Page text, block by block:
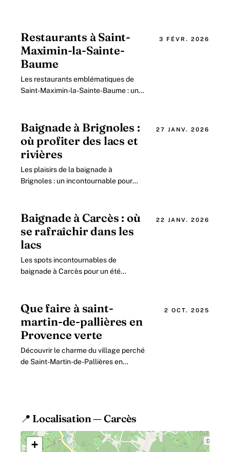
Restaurants à Saint-
Maximin-la-Sainte-
Baume
Les restaurants emblématiques de
Saint-Maximin-la-Sainte-Baume : une
contente pas.
3 FÉVR. 2026
Baignade à Brignoles :
où profiter des lacs et
rivières
Les plaisirs de la baignade à
Brignoles : un incontournable pour
Brignoles se positionne.
27 JANV. 2026
Baignade à Carcès : où
se rafraîchir dans les
lacs
Les spots incontournables de
baignade à Carcès pour un été
Carcès, nichée au cœur.
22 JANV. 2026
Que faire à saint-
martin-de-pallières en
Provence verte
Découvrir le charme du village perché
de Saint-Martin-de-Pallières en
2 OCT. 2025
📍 Localisation — Carcès
+